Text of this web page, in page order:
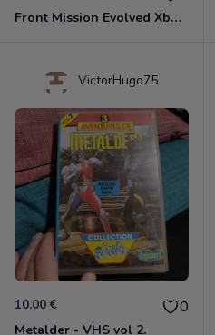
Front Mission Evolved Xbox 360
VictorHugo75
10.00 € 0
Metalder - VHS vol 2.